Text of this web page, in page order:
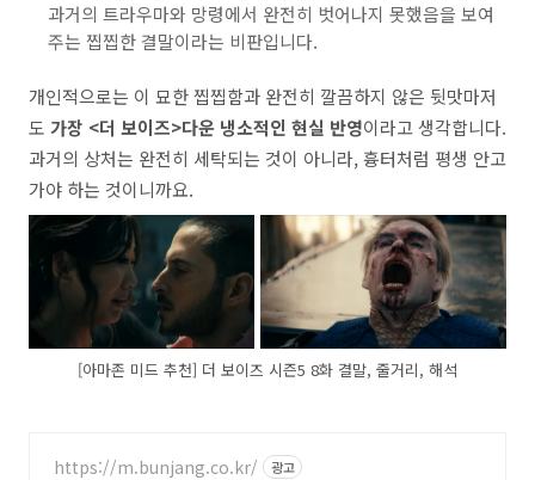
과거의 트라우마와 망령에서 완전히 벗어나지 못했음을 보여
주는 찝찝한 결말이라는 비판입니다.
개인적으로는 이 묘한 찝찝함과 완전히 깔끔하지 않은 뒷맛마저
도 가장 <더 보이즈>다운 냉소적인 현실 반영이라고 생각합니다.
과거의 상처는 완전히 세탁되는 것이 아니라, 흉터처럼 평생 안고
가야 하는 것이니까요.
[아마존 미드 추천] 더 보이즈 시즌5 8화 결말, 줄거리, 해석
https://m.bunjang.co.kr/ 광고